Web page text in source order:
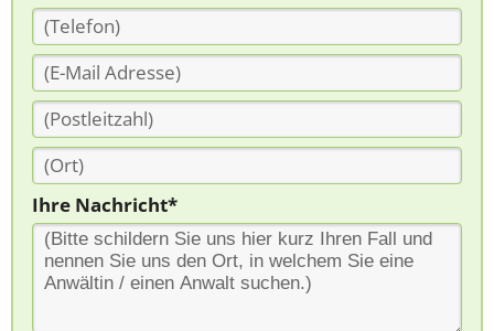
Ihre Nachricht*